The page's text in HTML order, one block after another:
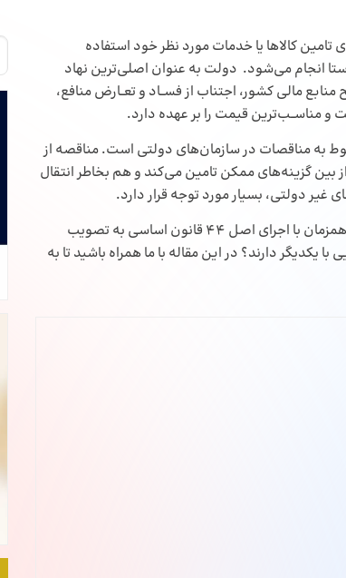
کالاها یا خدمات مورد نظر خود استفاده
انجام می‌شود. دولت به عنوان اصلی‌ترین نهاد
مالی کشور، اجتناب از فســاد و تعــارض منافع،
و مناســب‌ترین قیمت را بر عهده دارد.
به مناقصات در سازمان‌های دولتی است. مناقصه از
بین گزینه‌های ممکن تامین می‌کند و هم بخاطر انتقال
دولتی، بسیار مورد توجه قرار دارد.
قوانین مرتبط با مناقصه به شکل رسمی در سال 1383 توسط مجلس و همزمان با اجرای اصل 44 قانون اساسی به تصویب
دارند؟ در این مقاله با ما همراه باشید تا به